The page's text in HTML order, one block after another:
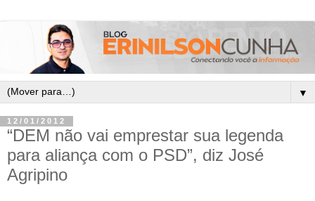
▼
12/01/2012
“DEM não vai emprestar sua legenda
para aliança com o PSD”, diz José
Agripino